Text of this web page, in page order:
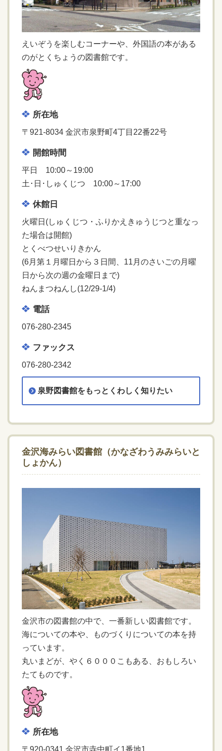
えいぞうを楽しむコーナーや、外国語の本がある
のがとくちょうの図書館です。
所在地
〒921-8034 金沢市泉野町4丁目22番22号
開館時間
平日 10:00～19:00
土･日･しゅくじつ 10:00～17:00
休館日
火曜日(しゅくじつ・ふりかえきゅうじつと重なっ
た場合は開館)
とくべつせいりきかん
(6月第１月曜日から３日間、11月のさいごの月曜
日から次の週の金曜日まで)
ねんまつねんし(12/29-1/4)
電話
076-280-2345
ファックス
076-280-2342
泉野図書館をもっとくわしく知りたい
金沢海みらい図書館（かなざわうみみらいと
しょかん）
金沢市の図書館の中で、一番新しい図書館です。
海についての本や、ものづくりについての本を持
っています。
丸いまどが、やく６０００こもある、おもしろい
たてものです。
所在地
〒920-0341 金沢市寺中町イ1番地1